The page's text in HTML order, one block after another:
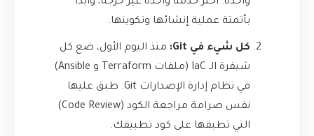
واحدة. اختر خدمة واحدة غير حرجة، وابدأ
بأتمتة عملية إنشائها وتكوينها.
كل شيء في Git:
منذ اليوم الأول، ضع كل
شيفرة الـ IaC (ملفات Terraform و Ansible)
في نظام إدارة الإصدارات Git. طبق عليها
نفس صرامة مراجعة الكود (Code Review)
التي تطبقها على كود تطبيقك.